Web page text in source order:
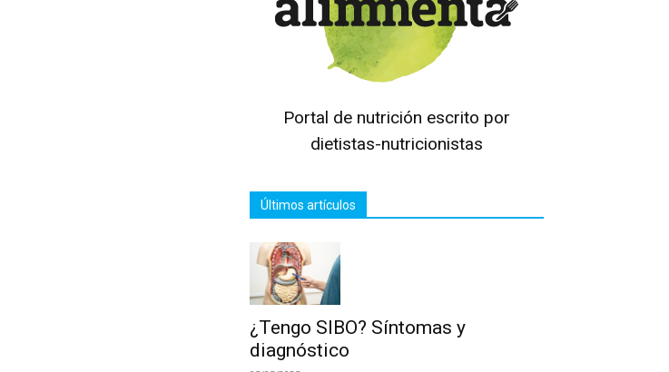
Portal de nutrición escrito por
dietistas-nutricionistas
Últimos artículos
¿Tengo SIBO? Síntomas y
diagnóstico